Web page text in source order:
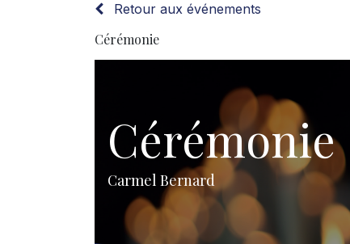
Retour aux événements
Cérémonie
Cérémonie
Carmel Bernard